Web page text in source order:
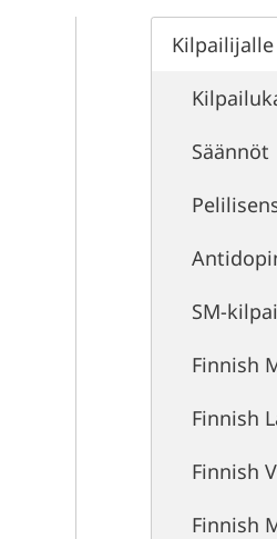
Kilpailijalle
Säännöt
SM-
Finnish
Finnish
Finnish
Finnish